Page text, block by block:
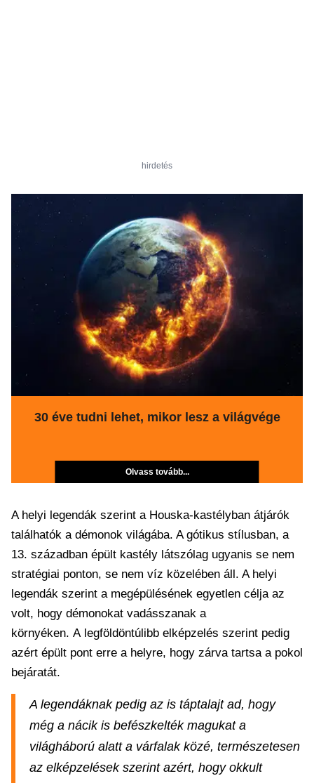
hirdetés
30 éve tudni lehet, mikor lesz a világvége
Olvass tovább...
A helyi legendák szerint a Houska-kastélyban átjárók
találhatók a démonok világába. A gótikus stílusban, a
13. században épült kastély látszólag ugyanis se nem
stratégiai ponton, se nem víz közelében áll. A helyi
legendák szerint a megépülésének egyetlen célja az
volt, hogy démonokat vadásszanak a
környéken. A legföldöntúlibb elképzelés szerint pedig
azért épült pont erre a helyre, hogy zárva tartsa a pokol
bejáratát.
A legendáknak pedig az is táptalajt ad, hogy
még a nácik is befészkelték magukat a
világháború alatt a várfalak közé, természetesen
az elképzelések szerint azért, hogy okkult